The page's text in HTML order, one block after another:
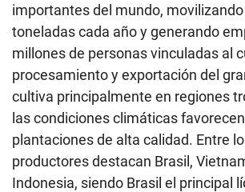
importantes del mundo,
toneladas cada año y generando
millones de personas vinculadas al
procesamiento y exportación del
cultiva principalmente en regiones
las condiciones climáticas
plantaciones de alta calidad. Entre
productores destacan Brasil,
Indonesia, siendo Brasil el principal